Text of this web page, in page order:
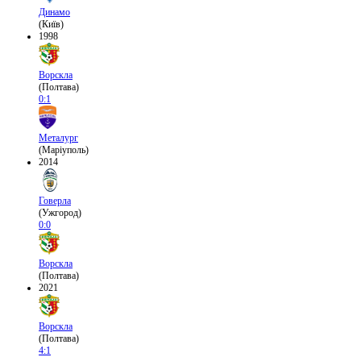
Динамо
(Київ)
1998
Ворскла
(Полтава)
0:1
Металург
(Маріуполь)
2014
Говерла
(Ужгород)
0:0
Ворскла
(Полтава)
2021
Ворскла
(Полтава)
4:1